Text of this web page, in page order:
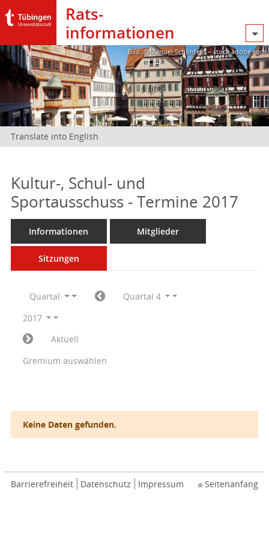
Rats­
informationen
Bild: @Manuel Schönfeld – stock.adobe.com
Translate into English
Kultur-, Schul- und
Sportausschuss - Termine 2017
Informationen Mitglieder
Sitzungen
Quartal
Quartal 4
2017
Aktuell
Gremium auswählen
Keine Daten gefunden.
Barrierefreiheit Datenschutz Impressum Seitenanfang